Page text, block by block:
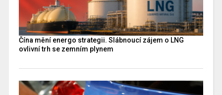
Čína mění energo strategii. Slábnoucí zájem o LNG
ovlivní trh se zemním plynem